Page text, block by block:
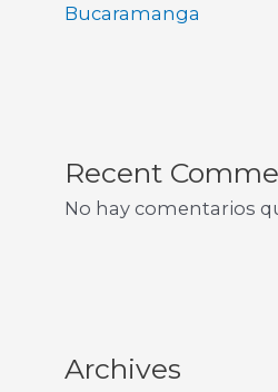
Bucaramanga
Recent
No hay comentarios
Archives